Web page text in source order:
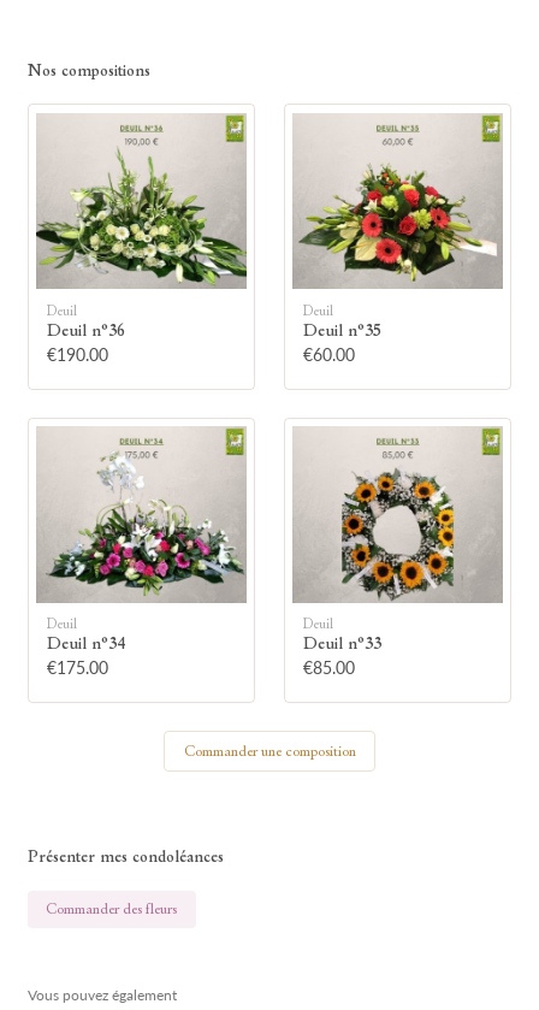
Allumez une bougie
Montrez votre soutien à la famille en
allumant symboliquement une bougie.
Votre prénom
Votre nom
Nos compositions
Deuil
Deuil n°36
€190.00
Deuil
Deuil n°35
€60.00
Deuil
Deuil n°34
€175.00
Deuil
Deuil n°33
€85.00
Commander une composition
Présenter mes condoléances
Commander des fleurs
Vous pouvez également